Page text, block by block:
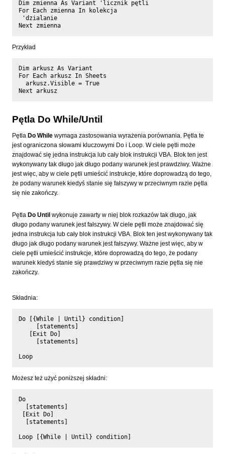
Dim zmienna As Variant 'licznik pętli
For Each zmienna In kolekcja
Przykład
Dim arkusz As Variant
For Each arkusz In Sheets
  arkusz.Visible = True
Pętla Do While/Until
Pętla Do While wymaga zastosowania wyrażenia porównania. Pętla te
jest ograniczona słowami kluczowymi Do i Loop. W ciele pętli może
znajdować się jedna instrukcja lub cały blok instrukcji VBA. Blok ten jest
wykonywany tak długo jak długo podany warunek jest prawdziwy. Ważne
jest więc, aby w ciele pętli umieścić instrukcje, które doprowadzą do tego,
że podany warunek kiedyś stanie się fałszywy w przeciwnym razie pętla
się nie zakończy.
Pętla Do Until wykonuje zawarty w niej blok rozkazów tak długo, jak
długo podany warunek jest fałszywy. W ciele pętli może znajdować się
jedna instrukcja lub cały blok instrukcji VBA. Blok ten jest wykonywany tak
długo jak długo podany warunek jest fałszywy. Ważne jest więc, aby w
ciele pętli umieścić instrukcje, które doprowadzą do tego, że podany
warunek kiedyś stanie się prawdziwy w przeciwnym razie pętla się nie
zakończy.
Składnia:
Do [{While | Until} condition]
Możesz też użyć poniższej składni:
Do